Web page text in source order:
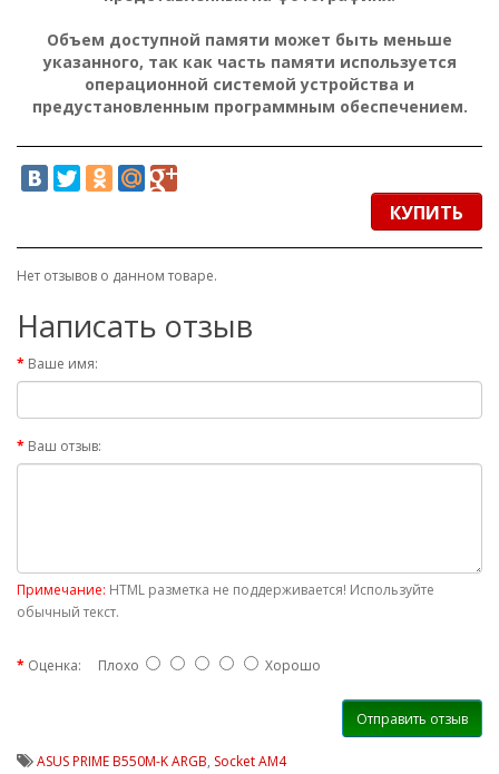
Объем доступной памяти может быть меньше
указанного, так как часть памяти используется
операционной системой устройства и
предустановленным программным обеспечением.
КУПИТЬ
Нет отзывов о данном товаре.
Написать отзыв
Ваше имя:
Ваш отзыв:
Примечание: HTML разметка не поддерживается! Используйте
обычный текст.
Оценка: Плохо Хорошо
Отправить отзыв
ASUS PRIME B550M-K ARGB, Socket AM4